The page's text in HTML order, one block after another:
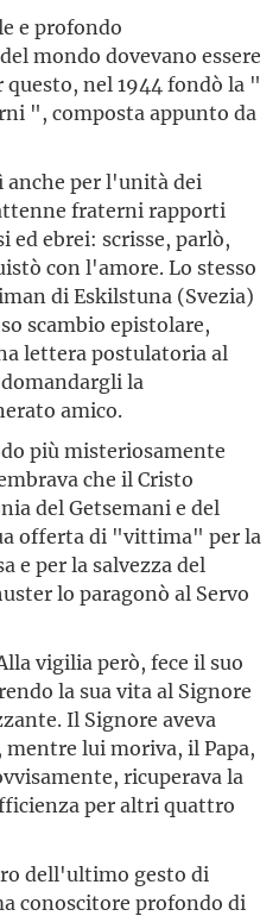
e profondo
mondo dovevano essere
nel 1944 fondò la "
", composta appunto da
anche per l'unità dei
fraterni rapporti
ebrei: scrisse, parlò,
con l'amore. Lo stesso
di Eskilstuna (Svezia)
scambio epistolare,
lettera postulatoria al
la
amico.
più misteriosamente
che il Cristo
del Getsemani e del
offerta di "vittima" per la
e per la salvezza del
lo paragonò al Servo
vigilia però, fece il suo
la sua vita al Signore
Il Signore aveva
lui moriva, il Papa,
ricuperava la
per altri quattro
dell'ultimo gesto di
conoscitore profondo di